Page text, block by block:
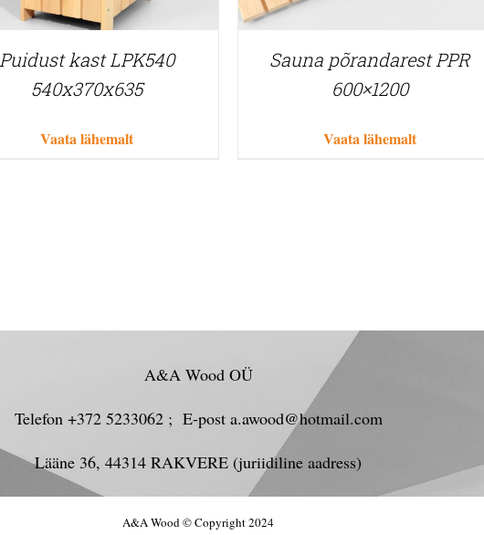
Puidust kast LPK540
540x370x635
Vaata lähemalt
Sauna põrandarest PPR
600×1200
Vaata lähemalt
A&A Wood OÜ
Telefon +372 5233062 ; E-post a.awood@hotmail.com
Lääne 36, 44314 RAKVERE (juriidiline aadress)
A&A Wood © Copyright 2024